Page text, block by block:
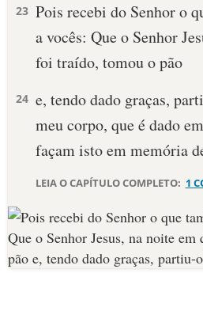
PALAVRA DO DIA
DEVOCIONAL DIÁRIO
10 MANDAMENTOS
ESBOÇOS DE PREGAÇÃO
23 Pois recebi do Senhor o
a vocês: Que o Senhor
foi traído, tomou o pão
24 e, tendo dado graças,
meu corpo, que é dado
façam isto em memória
LEIA O CAPÍTULO COMPLETO: 1